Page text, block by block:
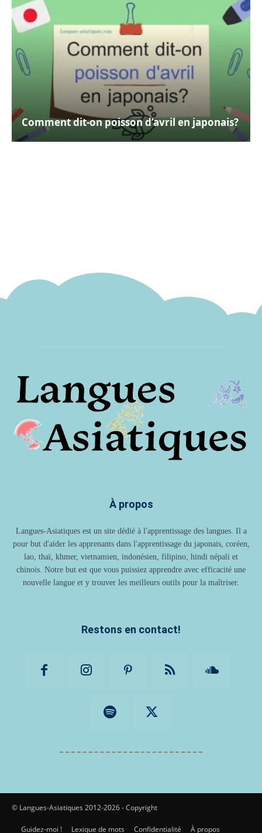
Comment dit-on poisson d’avril en japonais?
À propos
Langues-Asiatiques est un site dédié à l'apprentissage des langues. Il a
pour but d'aider les apprenants dans l'apprentissage du japonais, coréen,
lao, thaï, khmer, vietnamien, indonésien, filipino, hindi népali et
chinois. Notre but est que vous puissiez apprendre avec efficacité une
nouvelle langue et y trouver les meilleurs outils pour la maîtriser.
Restons en contact!
© Langues-Asiatiques 2012-2026 - Copyright
Guidez-moi ! Lexique de mots Confidentialité À propos